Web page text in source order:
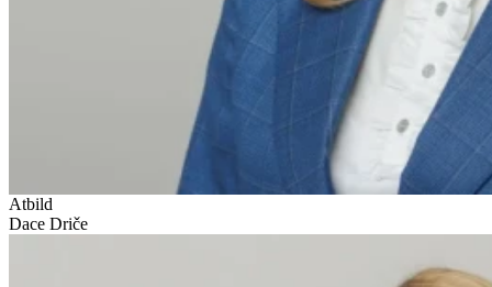
Atbild
Dace Driče